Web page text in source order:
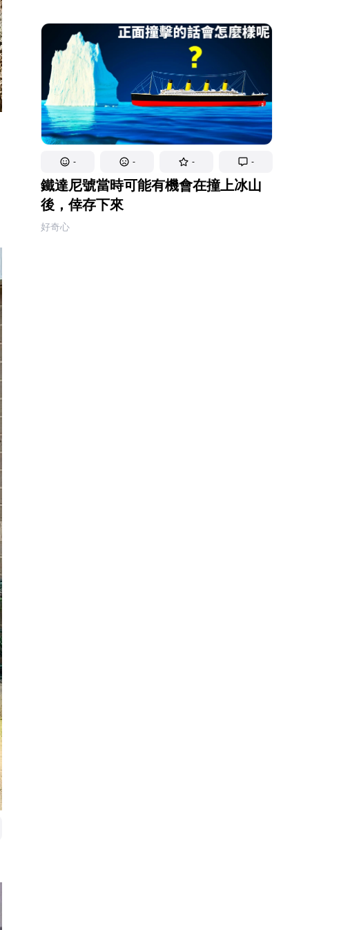
- - - -
鐵達尼號當時可能有機會在撞上冰山
後，倖存下來
好奇心